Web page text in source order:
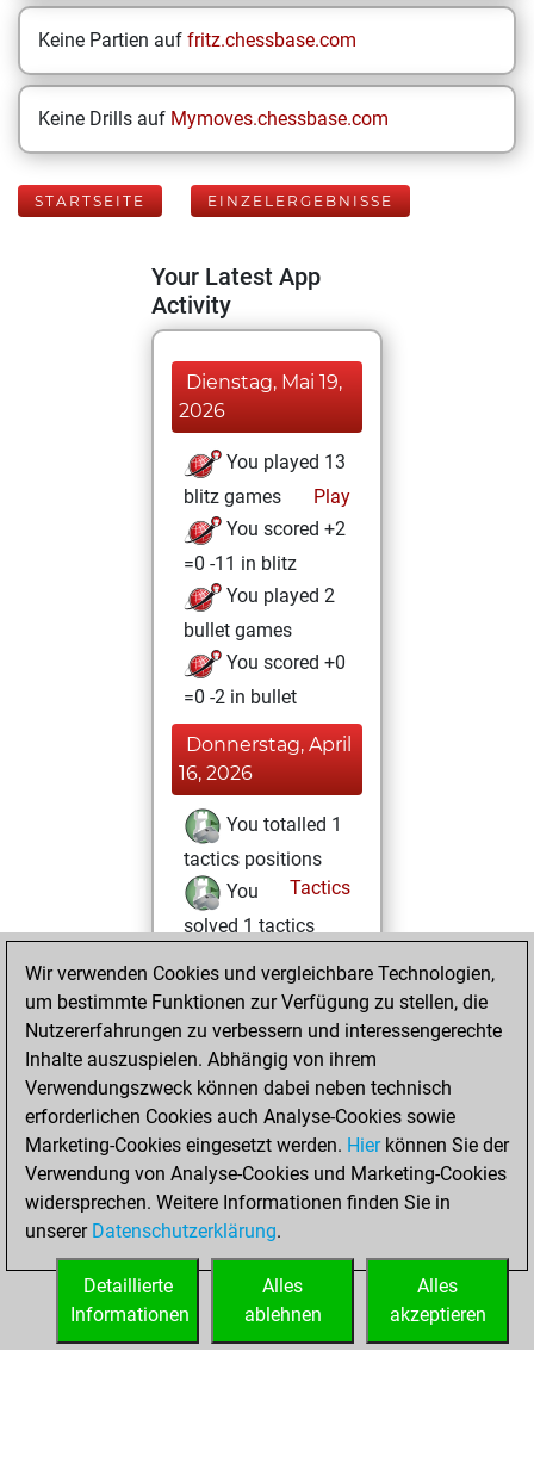
Keine Partien auf fritz.chessbase.com
Keine Drills auf Mymoves.chessbase.com
STARTSEITE EINZELERGEBNISSE
Your Latest App
Activity
Dienstag, Mai 19,
2026
You played 13
blitz games
Play
You scored +2
=0 -11 in blitz
You played 2
bullet games
You scored +0
=0 -2 in bullet
Donnerstag, April
16, 2026
You totalled 1
tactics positions
Tactics
You
solved 1 tactics
You achieved
an Elo of 1626 in
tactics positions
Donnerstag, April
9, 2026
You played 7
slow games
Play
You scored +0
=0 -7 in slow games
Wir verwenden Cookies und vergleichbare Technologien,
um bestimmte Funktionen zur Verfügung zu stellen, die
Nutzererfahrungen zu verbessern und interessengerechte
Inhalte auszuspielen. Abhängig von ihrem
Verwendungszweck können dabei neben technisch
erforderlichen Cookies auch Analyse-Cookies sowie
Marketing-Cookies eingesetzt werden. Hierkönnen Sie der
Verwendung von Analyse-Cookies und Marketing-Cookies
widersprechen. Weitere Informationen finden Sie in
unserer Datenschutzerklärung.
Alles
akzeptieren
Alles
ablehnen
Detaillierte
Informationen